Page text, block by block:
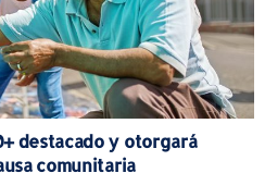
destacado y otorgará
comunitaria